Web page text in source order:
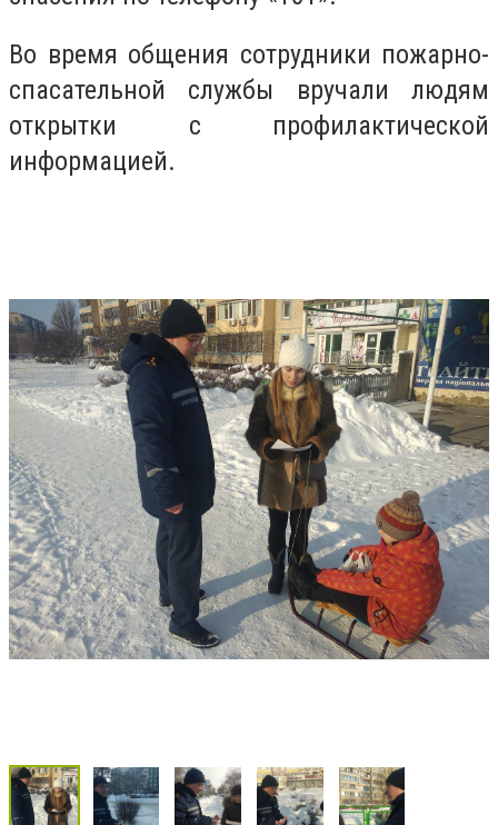
Во время общения сотрудники пожарно-
спасательной службы вручали людям
открытки с профилактической
информацией.